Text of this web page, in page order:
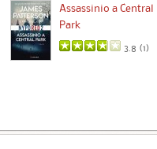
Assassinio a Central
Park
3.8 (1)